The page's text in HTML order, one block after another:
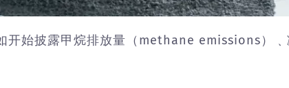
开始披露甲烷排放量（methane emissions）